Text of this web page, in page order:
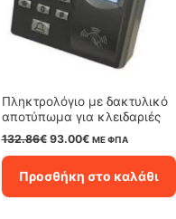
Πληκτρολόγιο με δακτυλικό
αποτύπωμα για κλειδαριές
132.86€ Original
132.86€.
93.00€Η
είναι:
93.00€.
ΜΕ ΦΠΑ
Προσθήκη στο καλάθι